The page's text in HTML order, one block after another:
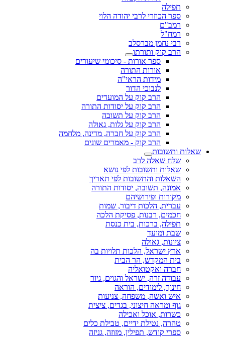
תפילה
ספר הכוזרי לרבי יהודה הלוי
רמב"ם
רמח"ל
רבי נחמן מברסלב
הרב קוק ותורתו
ספר אורות - סיכומי שיעורים
אורות התורה
מידות הראי"ה
לנבוכי הדור
הרב קוק על המועדים
הרב קוק על יסודות התורה
הרב קוק על תשובה
הרב קוק על גלות, גאולה
הרב קוק על חברה, מדינה, מלחמה
הרב קוק - מאמרים שונים
שאלות ותשובות
שלח שאלה לרב
שאלות ותשובות לפי נושא
השאלות והתשובות לפי תאריך
אמונה, תשובה, יסודות התורה
מקורות ופירושיהם
עברית, הלכות דיבור, שמות
חכמים, רבנות, פסיקת הלכה
תפילה, ברכות, בית כנסת
שבת ומועד
ציונות, גאולה
ארץ ישראל, הלכות תלויות בה
בית המקדש, הר הבית
חברה ואקטואליה
עבודה זרה, ישראל והגוים, גיור
חינוך, לימודים, הוראה
איש ואשה, משפחה, צניעות
גוף ומראה חיצוני, בגדים, ציצית
כשרות, אוכל ואכילה
טהרה, נטילת ידיים, טבילת כלים
ספרי קודש, תפילין, מזוזה, גניזה